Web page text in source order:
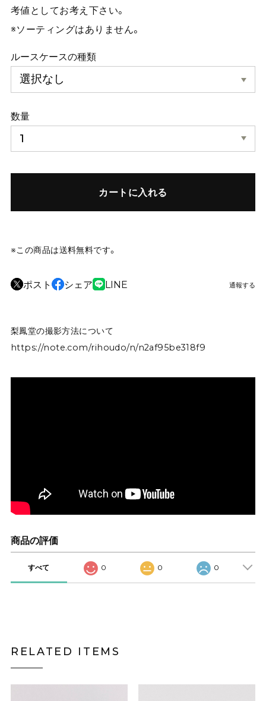
考値としてお考え下さい。
※ソーティングはありません。
ルースケースの種類
数量
カートに入れる
※この商品は送料無料です。
ポスト シェア LINE 通報する
梨鳳堂の撮影方法について
https://note.com/rihoudo/n/n2af95be318f9
商品の評価
すべて 0 0 0
RELATED ITEMS